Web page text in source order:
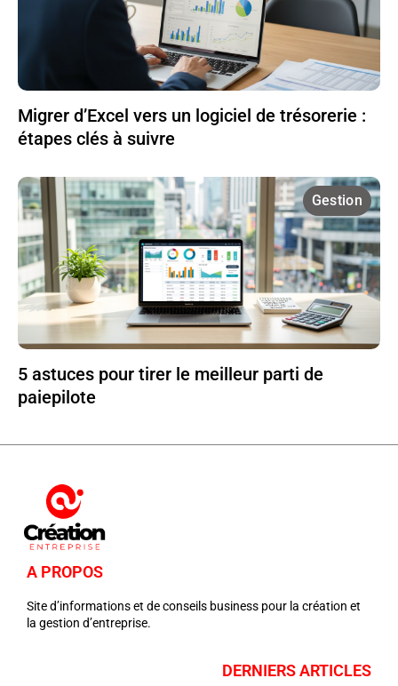
Migrer d’Excel vers un logiciel de trésorerie :
étapes clés à suivre
Gestion
5 astuces pour tirer le meilleur parti de
paiepilote
A PROPOS
Site d’informations et de conseils business pour la création et
la gestion d’entreprise.
DERNIERS ARTICLES